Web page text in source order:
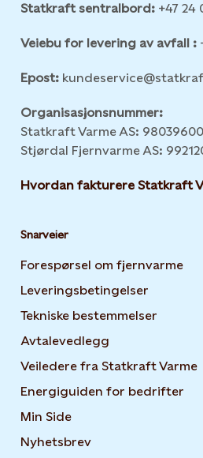
Statkraft sentralbord: +47 24
Veiebu for levering av avfall :
Epost:
Organisasjonsnummer:
Statkraft Varme AS:
Stjørdal Fjernvarme AS:
Hvordan fakturere Statkraft
Snarveier
Forespørsel om fjernvarme
Leveringsbetingelser
Tekniske bestemmelser
Avtalevedlegg
Veiledere fra Statkraft Varme
Energiguiden for bedrifter
Min Side
Nyhetsbrev